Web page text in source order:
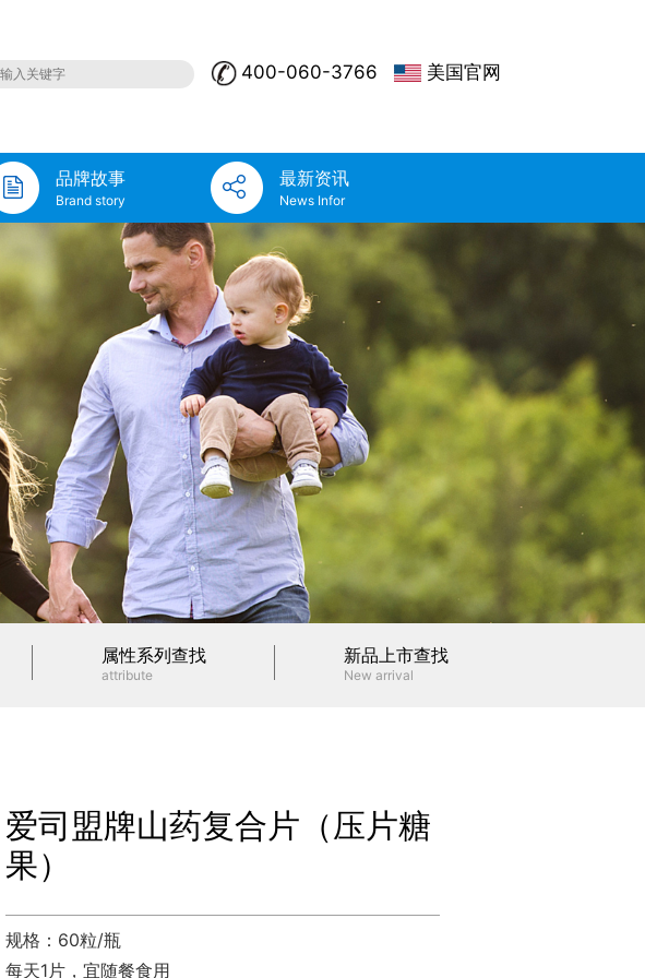
400-060-3766 美国官网
品牌故事
Brand story
最新资讯
News Infor
属性系列查找
attribute
新品上市查找
New arrival
爱司盟牌山药复合片（压片糖
果）
规格：60粒/瓶
每天1片，宜随餐食用